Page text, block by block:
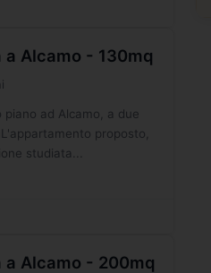
Alcamo - 130mq
ad Alcamo, a due
proposto,
studiata...
Alcamo - 200mq